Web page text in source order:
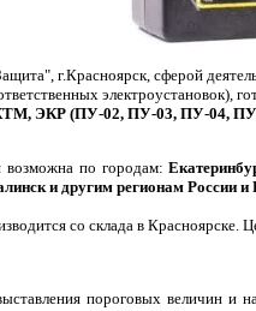
г.Красноярск, сферой
электроустановок),
ЭКР (ПУ-02, ПУ-03, ПУ-04,
возможна по городам:
и другим регионам России и
со склада в
пороговых величин